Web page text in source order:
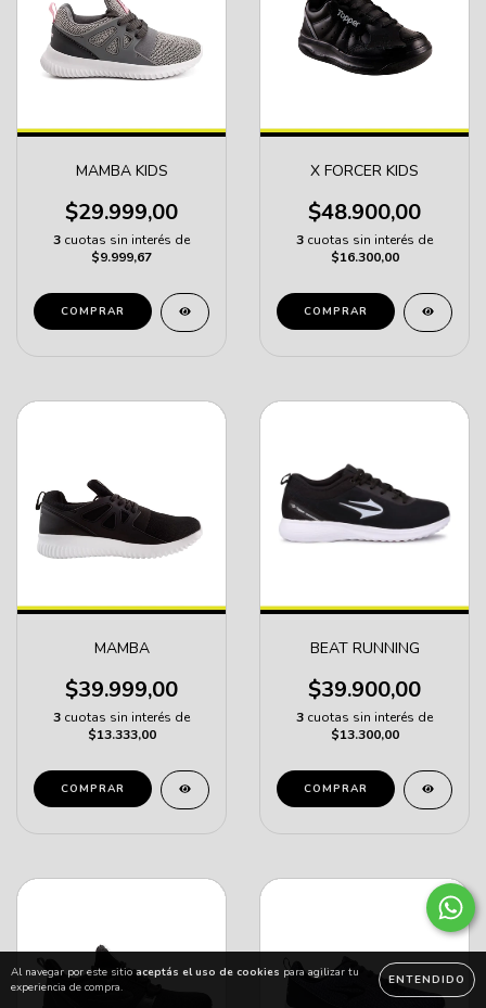
Al navegar por este sitioaceptás el uso de cookies para agilizar tu
experiencia de compra.
ENTENDIDO
MAMBA KIDS
$29.999,00
3 cuotas sin interés de
$9.999,67
COMPRAR
X FORCER KIDS
$48.900,00
3 cuotas sin interés de
$16.300,00
COMPRAR
MAMBA
$39.999,00
3 cuotas sin interés de
$13.333,00
COMPRAR
BEAT RUNNING
$39.900,00
3 cuotas sin interés de
$13.300,00
COMPRAR